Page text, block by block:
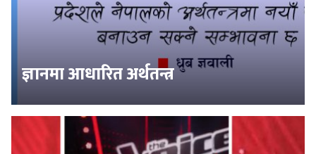
ज्ञानमा आधारित अर्थतन्त्र